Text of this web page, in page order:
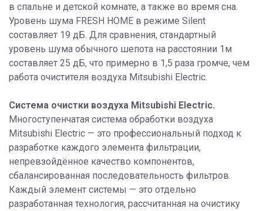
в спальне и детской комнате, а также во время сна.
Уровень шума FRESH HOME в режиме Silent
составляет 19 дБ. Для сравнения, стандартный
уровень шума обычного шепота на расстоянии 1м
составляет 25 дБ, что примерно в 1,5 раза громче, чем
работа очистителя воздуха Mitsubishi Electric.
Система очистки воздуха Mitsubishi Electric.
Многоступенчатая система обработки воздуха
Mitsubishi Electric — это профессиональный подход к
разработке каждого элемента фильтрации,
непревзойдённое качество компонентов,
сбалансированная последовательность фильтров.
Каждый элемент системы — это отдельно
разработанная технология, рассчитанная на очистику